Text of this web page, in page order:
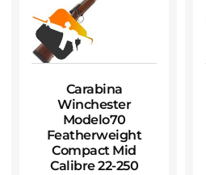
Carabina
Winchester
Modelo70
Featherweight
Compact Mid
Calibre 22-250